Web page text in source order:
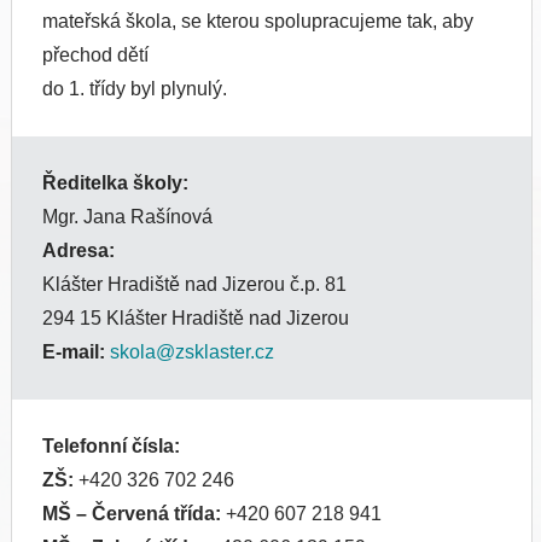
mateřská škola, se kterou spolupracujeme tak, aby
přechod dětí
do 1. třídy byl plynulý.
Ředitelka školy:
Mgr. Jana Rašínová
Adresa:
Klášter Hradiště nad Jizerou č.p. 81
294 15 Klášter Hradiště nad Jizerou
E-mail: skola@zsklaster.cz
Telefonní čísla:
ZŠ: +420 326 702 246
MŠ – Červená třída: +420 607 218 941